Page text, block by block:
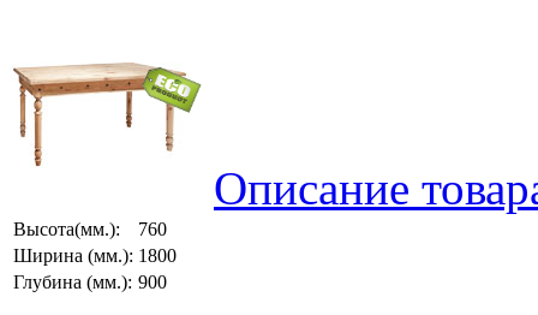
Описание
Высота(мм.):
760
Ширина (мм.): 1800
Глубина (мм.): 900